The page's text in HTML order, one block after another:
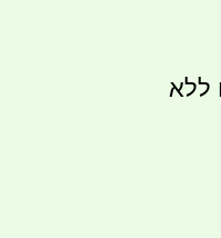
ללא